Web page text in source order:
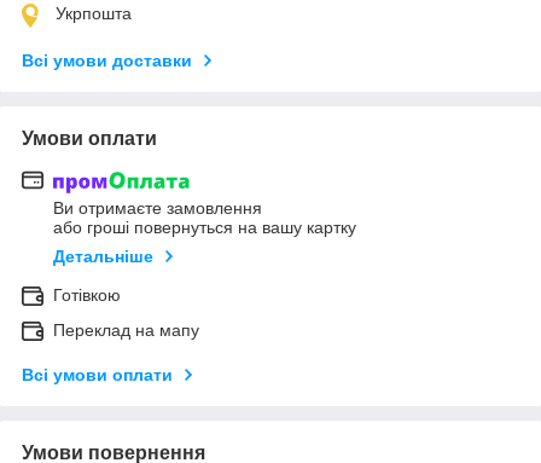
Укрпошта
Всі умови доставки
Умови оплати
Ви отримаєте замовлення
або гроші повернуться на вашу картку
Детальніше
Готівкою
Переклад на мапу
Всі умови оплати
Умови повернення